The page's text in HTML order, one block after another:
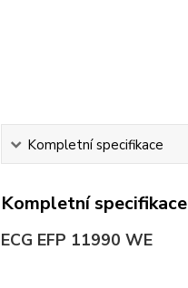
Kompletní specifikace
Kompletní specifikace
ECG EFP 11990 WE